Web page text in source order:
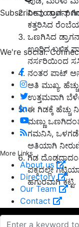
Subscribe to our
We're social.
More Links
About us
Directory
Our Team
Contact
ನೀವು ಡ್ರಾಗನ್
ಕತ್ತರಿಸಿದ
ಒಣಗಿಸಿದ
ಊರಿದ ಬಳಿಕ
ನರ್ಸರಿಯಿಂದ
ನಂತರ ಪಾಟ್
ಅತಿ ಮುಖ್ಯ.
ಉತ್ತಮವಾಗಿ
ಈ ಗಿಡಕ್ಕೆ ಹೆಚ್ಚು
ಮಣ್ಣು
ಗಮನಿಸಿ,
ಅತಿಯಾಗಿ
ಗಿಡ
ಪಕ್ಕದಲ್ಲೇ
ಹಗುರವಾಗಿ ಕಟ್ಟಿ.